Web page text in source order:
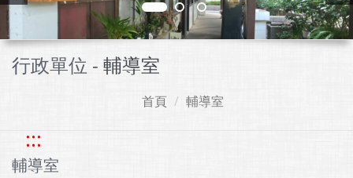
行政單位 - 輔導室
首頁 輔導室
:::
輔導室